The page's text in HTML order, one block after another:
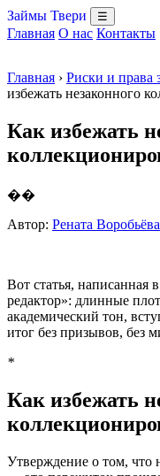
Займы Твери ☰
Главная О нас Контакты
Главная › Риски и права
избежать незаконного
Как избежать
��
Автор: Рената Воробьёва
Вот статья, написанная
редактор»: длинные
академический тон,
итог без призывов, без
*
Как избежать
Утверждение о том, что